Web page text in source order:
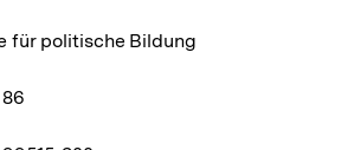
für politische Bildung